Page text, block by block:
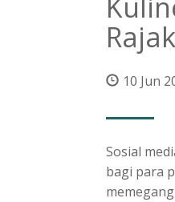
10 Jun
Sosial
bagi para